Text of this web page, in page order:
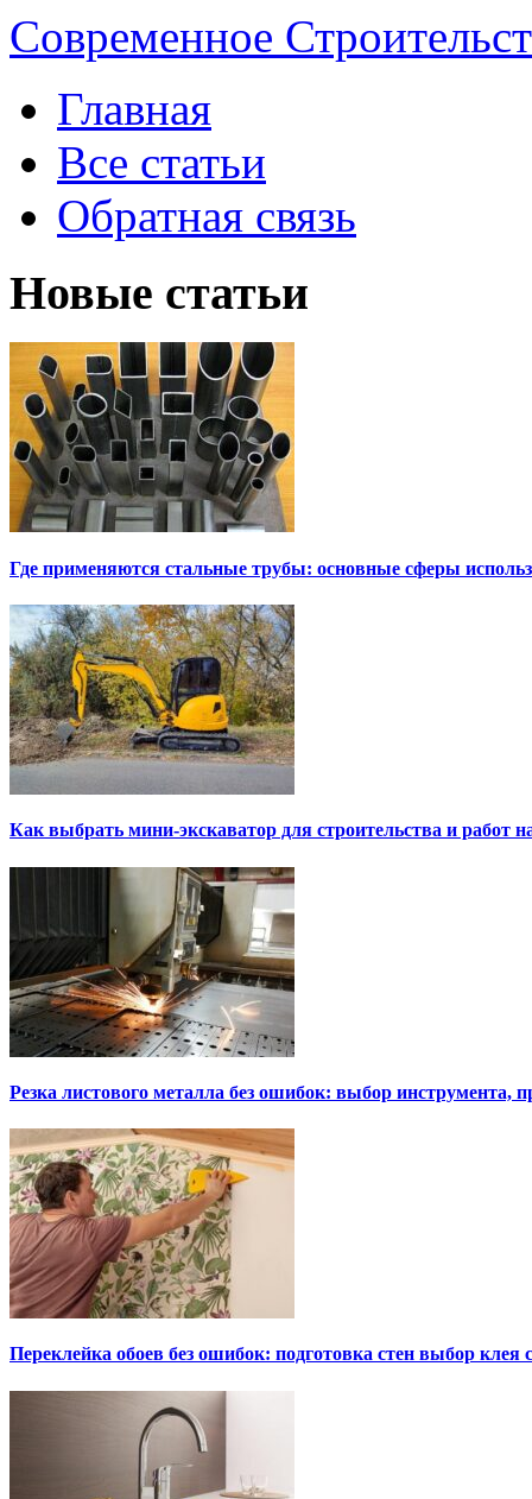
Современное
Главная
Все статьи
Обратная связь
Новые статьи
Где применяются стальные трубы: основные сферы
Как выбрать мини-экскаватор для строительства и работ
Резка листового металла без ошибок: выбор инструмента,
Переклейка обоев без ошибок: подготовка стен выбор клея